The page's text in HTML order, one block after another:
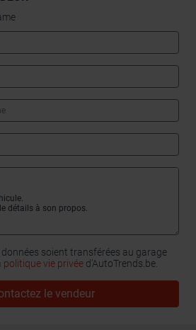
soient transférées au garage
politique vie privée d’AutoTrends.be.
le vendeur